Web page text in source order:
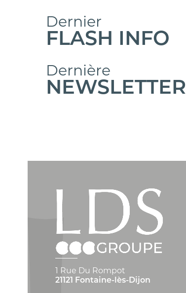
Dernier
FLASH INFO
Dernière
NEWSLETTER
1 Rue Du Rompot
21121 Fontaine-lès-Dijon